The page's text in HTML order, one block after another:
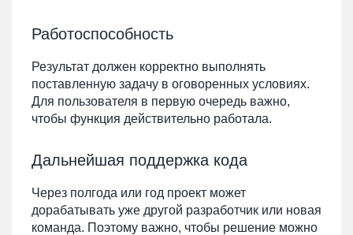
Работоспособность
Результат должен корректно выполнять
поставленную задачу в оговоренных условиях.
Для пользователя в первую очередь важно,
чтобы функция действительно работала.
Дальнейшая поддержка кода
Через полгода или год проект может
дорабатывать уже другой разработчик или новая
команда. Поэтому важно, чтобы решение можно